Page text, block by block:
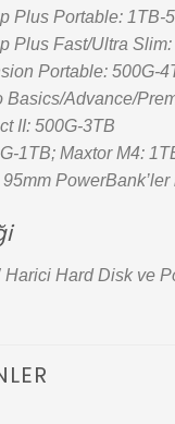
Plus Portable: 1TB-
Plus Fast/Ultra Slim:
Portable: 500G-
Basics/Advance/
II: 500G-3TB
1TB; Maxtor M4:
Harici Hard Disk ve